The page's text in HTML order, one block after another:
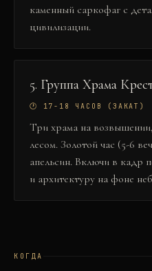
каменный саркофаг с
цивилизации.
5. Группа Храма
🕐 17-18 ЧАСОВ (ЗАКАТ)
Три храма на
лесом. Золотой час (5-6
апельсин. Включи в кадр
и архитектуру на фоне
КОГДА